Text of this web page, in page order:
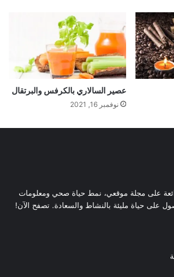
عصير السالاري بالكرفس والبرتقال
نوفمبر 16, 2021
على مجلة موقعي، نمط حياة صحي ومعلومات
على حياة مليئة بالنشاط والسعادة. تصفح الآن!